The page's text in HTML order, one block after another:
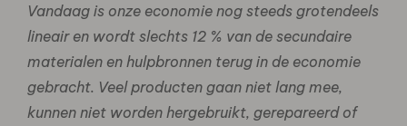
Vandaag is onze economie nog steeds grotendeels
lineair en wordt slechts 12 % van de secundaire
materialen en hulpbronnen terug in de economie
gebracht. Veel producten gaan niet lang mee,
kunnen niet worden hergebruikt, gerepareerd of